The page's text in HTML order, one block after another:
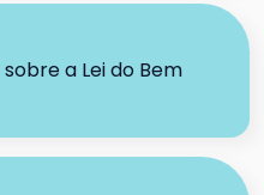
sobre a Lei do Bem